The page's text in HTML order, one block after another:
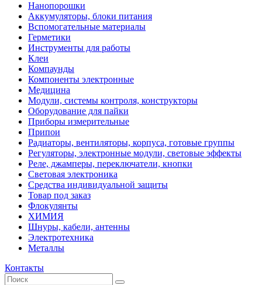
Нанопорошки
Аккумуляторы, блоки питания
Вспомогательные материалы
Герметики
Инструменты для работы
Клеи
Компаунды
Компоненты электронные
Медицина
Модули, системы контроля, конструкторы
Оборудование для пайки
Приборы измерительные
Припои
Радиаторы, вентиляторы, корпуса, готовые группы
Регуляторы, электронные модули, световые эффекты
Реле, джамперы, переключатели, кнопки
Световая электроника
Средства индивидуальной защиты
Товар под заказ
Флокулянты
ХИМИЯ
Шнуры, кабели, антенны
Электротехника
Металлы
Контакты